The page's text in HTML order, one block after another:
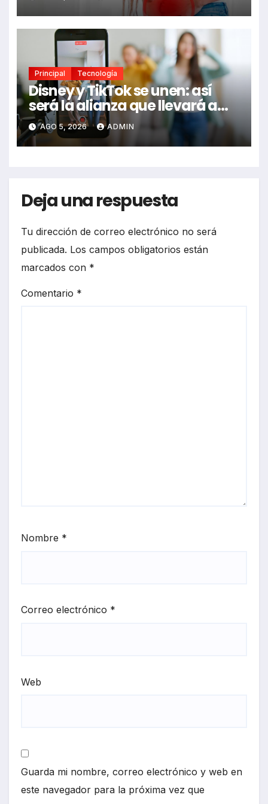
ignorar
Principal Tecnología
Disney y TikTok se unen: así
será la alianza que llevará a
Mickey, Marvel y Star Wars a
los videos virales
AGO 5, 2026 ADMIN
Deja una respuesta
Tu dirección de correo electrónico no será
publicada. Los campos obligatorios están
marcados con *
Comentario *
Nombre *
Correo electrónico *
Web
Guarda mi nombre, correo electrónico y web en
este navegador para la próxima vez que